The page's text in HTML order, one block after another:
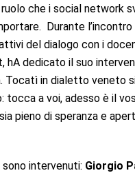
che i social network
Durante
del dialogo con i
hA dedicato il suo
Tocatì in dialetto veneto
tocca a voi, adesso è il
pieno di speranza e
intervenuti: Giorgio